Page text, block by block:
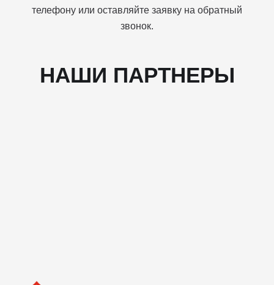
телефону или оставляйте заявку на обратный
звонок.
НАШИ ПАРТНЕРЫ